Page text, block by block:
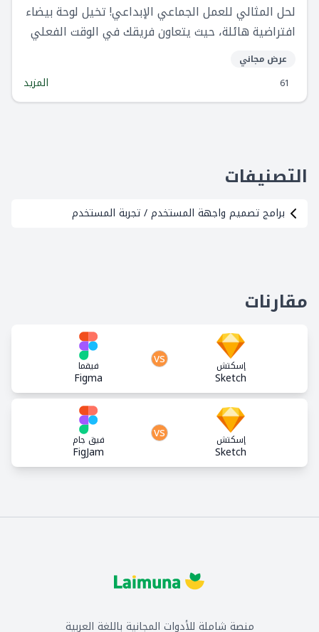
لحل المثالي للعمل الجماعي الإبداعي! تخيل لوحة بيضاء
افتراضية هائلة، حيث يتعاون فريقك في الوقت الفعلي
على تطوير الأفكار، وتحليل البيانات، واتخاذ القرارات معًا.
هذا بالضبط ما يقدمه FigJam!
عرض مجاني
61
المزيد
التصنيفات
برامج تصميم واجهة المستخدم / تجربة المستخدم
مقارنات
إسكتش
Sketch
فيقما
Figma
vs
إسكتش
Sketch
فيق جام
FigJam
vs
منصة شاملة للأدوات المجانية باللغة العربية